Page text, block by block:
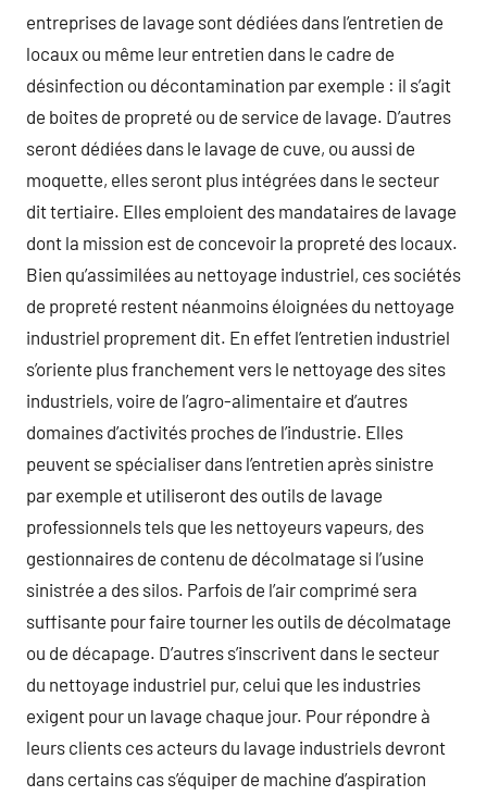
entreprises de lavage sont dédiées dans l’entretien de
locaux ou même leur entretien dans le cadre de
désinfection ou décontamination par exemple : il s’agit
de boites de propreté ou de service de lavage. D’autres
seront dédiées dans le lavage de cuve, ou aussi de
moquette, elles seront plus intégrées dans le secteur
dit tertiaire. Elles emploient des mandataires de lavage
dont la mission est de concevoir la propreté des locaux.
Bien qu’assimilées au nettoyage industriel, ces sociétés
de propreté restent néanmoins éloignées du nettoyage
industriel proprement dit. En effet l’entretien industriel
s’oriente plus franchement vers le nettoyage des sites
industriels, voire de l’agro-alimentaire et d’autres
domaines d’activités proches de l’industrie. Elles
peuvent se spécialiser dans l’entretien après sinistre
par exemple et utiliseront des outils de lavage
professionnels tels que les nettoyeurs vapeurs, des
gestionnaires de contenu de décolmatage si l’usine
sinistrée a des silos. Parfois de l’air comprimé sera
suffisante pour faire tourner les outils de décolmatage
ou de décapage. D’autres s’inscrivent dans le secteur
du nettoyage industriel pur, celui que les industries
exigent pour un lavage chaque jour. Pour répondre à
leurs clients ces acteurs du lavage industriels devront
dans certains cas s’équiper de machine d’aspiration